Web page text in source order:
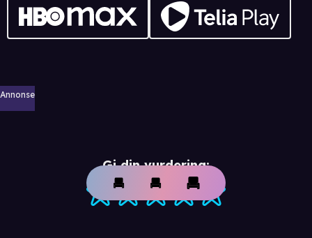
Annonse
Gi din vurdering: